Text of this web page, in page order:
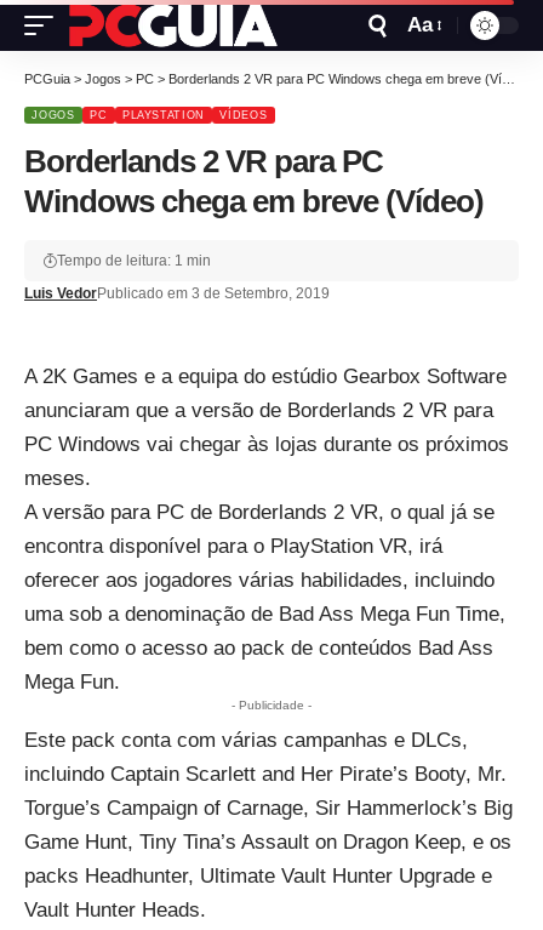
Aa
PCGuia > Jogos > PC > Borderlands 2 VR para PC Windows chega em breve (Vídeo)
JOGOS PC PLAYSTATION VÍDEOS
Borderlands 2 VR para PC
Windows chega em breve (Vídeo)
Luis VedorPublicado em 3 de Setembro, 2019
Tempo de leitura: 1 min
A 2K Games e a equipa do estúdio Gearbox Software
anunciaram que a versão de Borderlands 2 VR para
PC Windows vai chegar às lojas durante os próximos
meses.
A versão para PC de Borderlands 2 VR, o qual já se
encontra disponível para o PlayStation VR, irá
oferecer aos jogadores várias habilidades, incluindo
uma sob a denominação de Bad Ass Mega Fun Time,
bem como o acesso ao pack de conteúdos Bad Ass
Mega Fun.
- Publicidade -
Este pack conta com várias campanhas e DLCs,
incluindo Captain Scarlett and Her Pirate’s Booty, Mr.
Torgue’s Campaign of Carnage, Sir Hammerlock’s Big
Game Hunt, Tiny Tina’s Assault on Dragon Keep, e os
packs Headhunter, Ultimate Vault Hunter Upgrade e
Vault Hunter Heads.